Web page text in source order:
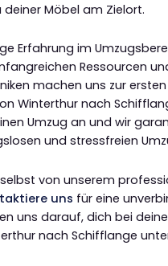
Möbel am Zielort.
Erfahrung im
Ressourcen
machen uns zur
Winterthur nach
Umzug an und wir
und stressfreien
von unserem
uns für eine
uns darauf, dich bei
nach Schifflange